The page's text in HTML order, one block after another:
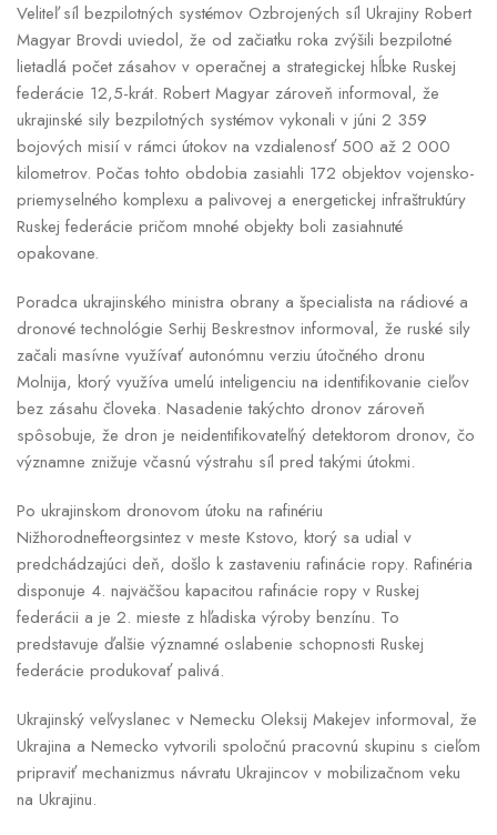
Veliteľ síl bezpilotných systémov Ozbrojených síl Ukrajiny Robert
Magyar Brovdi uviedol, že od začiatku roka zvýšili bezpilotné
lietadlá počet zásahov v operačnej a strategickej hĺbke Ruskej
federácie 12,5-krát. Robert Magyar zároveň informoval, že
ukrajinské sily bezpilotných systémov vykonali v júni 2 359
bojových misií v rámci útokov na vzdialenosť 500 až 2 000
kilometrov. Počas tohto obdobia zasiahli 172 objektov vojensko-
priemyselného komplexu a palivovej a energetickej infraštruktúry
Ruskej federácie pričom mnohé objekty boli zasiahnuté
opakovane.
Poradca ukrajinského ministra obrany a špecialista na rádiové a
dronové technológie Serhij Beskrestnov informoval, že ruské sily
začali masívne využívať autonómnu verziu útočného dronu
Molnija, ktorý využíva umelú inteligenciu na identifikovanie cieľov
bez zásahu človeka. Nasadenie takýchto dronov zároveň
spôsobuje, že dron je neidentifikovateľný detektorom dronov, čo
významne znižuje včasnú výstrahu síl pred takými útokmi.
Po ukrajinskom dronovom útoku na rafinériu
Nižhorodnefteorgsintez v meste Kstovo, ktorý sa udial v
predchádzajúci deň, došlo k zastaveniu rafinácie ropy. Rafinéria
disponuje 4. najväčšou kapacitou rafinácie ropy v Ruskej
federácii a je 2. mieste z hľadiska výroby benzínu. To
predstavuje ďalšie významné oslabenie schopnosti Ruskej
federácie produkovať palivá.
Ukrajinský veľvyslanec v Nemecku Oleksij Makejev informoval, že
Ukrajina a Nemecko vytvorili spoločnú pracovnú skupinu s cieľom
pripraviť mechanizmus návratu Ukrajincov v mobilizačnom veku
na Ukrajinu.